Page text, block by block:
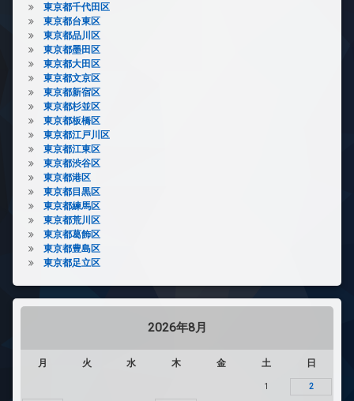
東京都千代田区
東京都台東区
東京都品川区
東京都墨田区
東京都大田区
東京都文京区
東京都新宿区
東京都杉並区
東京都板橋区
東京都江戸川区
東京都江東区
東京都渋谷区
東京都港区
東京都目黒区
東京都練馬区
東京都荒川区
東京都葛飾区
東京都豊島区
東京都足立区
2026年8月
月 火 水 木 金 土 日
1 2